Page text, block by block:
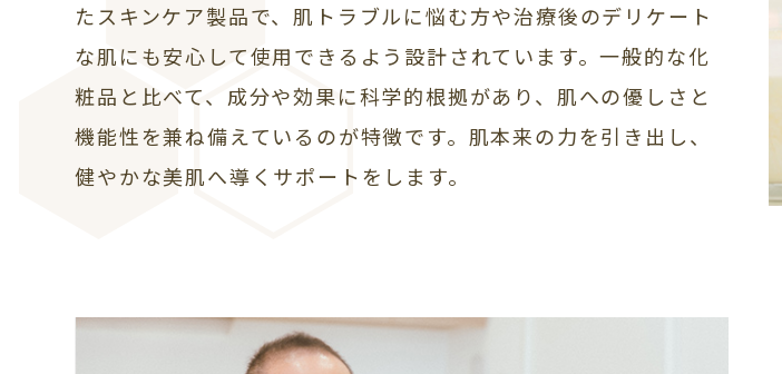
たスキンケア製品で、肌トラブルに悩む方や治療後のデリケート
な肌にも安心して使用できるよう設計されています。一般的な化
粧品と比べて、成分や効果に科学的根拠があり、肌への優しさと
機能性を兼ね備えているのが特徴です。肌本来の力を引き出し、
健やかな美肌へ導くサポートをします。